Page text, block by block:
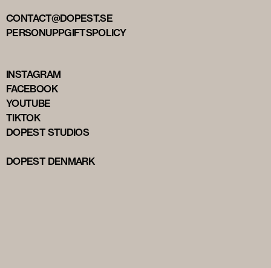
CONTACT@DOPEST.SE
PERSONUPPGIFTSPOLICY
INSTAGRAM
FACEBOOK
YOUTUBE
TIKTOK
DOPEST STUDIOS
DOPEST DENMARK